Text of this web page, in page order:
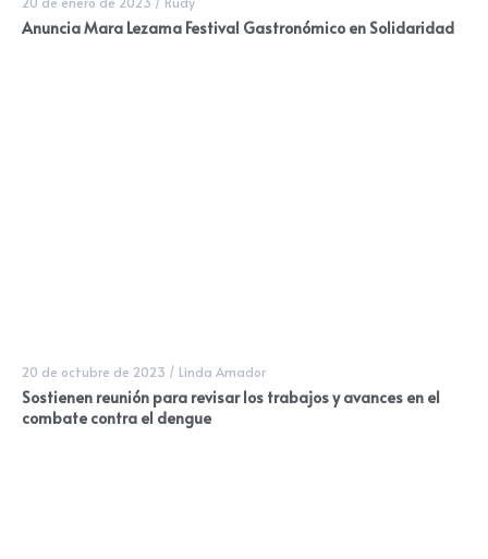
Anuncia Mara Lezama Festival Gastronómico en Solidaridad
20 de octubre de 2023 / Linda Amador
Sostienen reunión para revisar los trabajos y avances en el
combate contra el dengue